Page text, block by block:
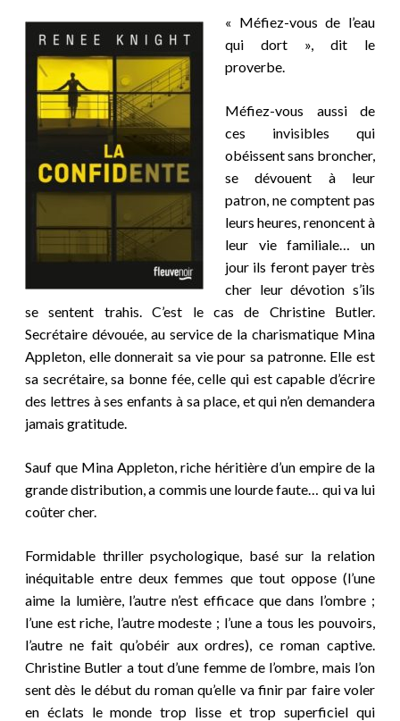
« Méfiez-vous de l’eau
qui dort », dit le
proverbe.
Méfiez-vous aussi de
ces invisibles qui
obéissent sans broncher,
se dévouent à leur
patron, ne comptent pas
leurs heures, renoncent à
leur vie familiale… un
jour ils feront payer très
cher leur dévotion s’ils
se sentent trahis. C’est le cas de Christine Butler.
Secrétaire dévouée, au service de la charismatique Mina
Appleton, elle donnerait sa vie pour sa patronne. Elle est
sa secrétaire, sa bonne fée, celle qui est capable d’écrire
des lettres à ses enfants à sa place, et qui n’en demandera
jamais gratitude.
Sauf que Mina Appleton, riche héritière d’un empire de la
grande distribution, a commis une lourde faute… qui va lui
coûter cher.
Formidable thriller psychologique, basé sur la relation
inéquitable entre deux femmes que tout oppose (l’une
aime la lumière, l’autre n’est efficace que dans l’ombre ;
l’une est riche, l’autre modeste ; l’une a tous les pouvoirs,
l’autre ne fait qu’obéir aux ordres), ce roman captive.
Christine Butler a tout d’une femme de l’ombre, mais l’on
sent dès le début du roman qu’elle va finir par faire voler
en éclats le monde trop lisse et trop superficiel qui